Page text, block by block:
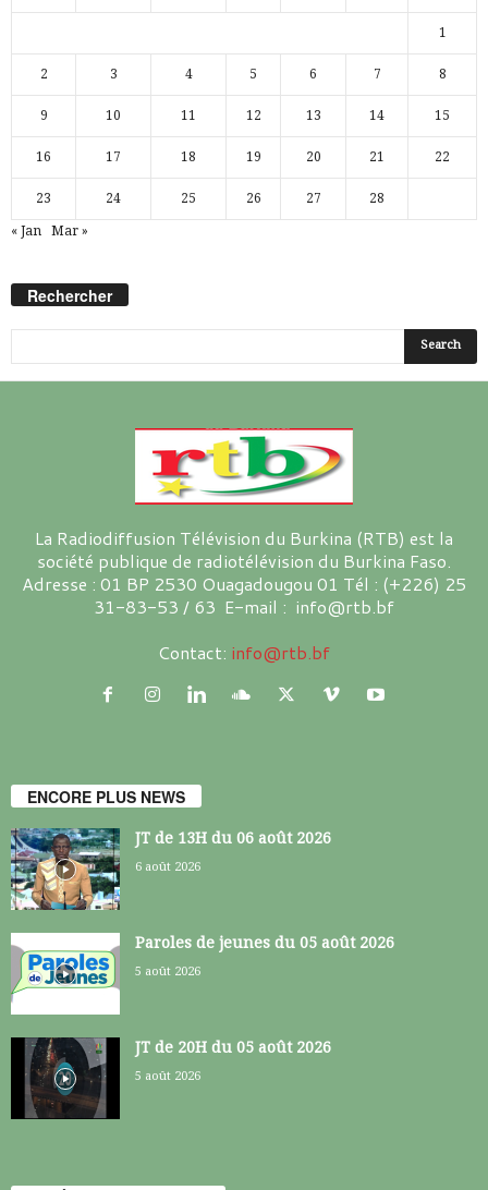
1
2 3 4 5 6 7 8
9 10 11 12 13 14 15
16 17 18 19 20 21 22
23 24 25 26 27 28
« Jan Mar »
Rechercher
La Radiodiffusion Télévision du Burkina (RTB) est la
société publique de radiotélévision du Burkina Faso.
Adresse : 01 BP 2530 Ouagadougou 01 Tél : (+226) 25
31-83-53 / 63 E-mail : info@rtb.bf
Contact: info@rtb.bf
ENCORE PLUS NEWS
JT de 13H du 06 août 2026
6 août 2026
Paroles de jeunes du 05 août 2026
5 août 2026
JT de 20H du 05 août 2026
5 août 2026